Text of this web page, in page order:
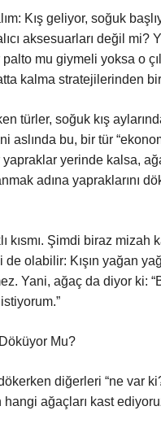
Kış geliyor, soğuk
aksesuarları değil mi?
palto mu giymeli yoksa o
kalma stratejilerinden
türler, soğuk kış
aslında bu, bir tür
yapraklar yerinde kalsa,
adına yapraklarını
kısmı. Şimdi biraz mizah
olabilir: Kışın yağan
Yani, ağaç da diyor ki:
Mu?
diğerleri “ne var
hangi ağaçları kast